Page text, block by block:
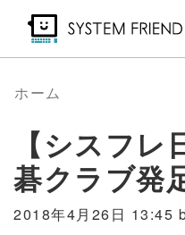
ン
コ
ツ
に
ホーム
【シスフ
碁クラブ発
2018年4月26日 13:45